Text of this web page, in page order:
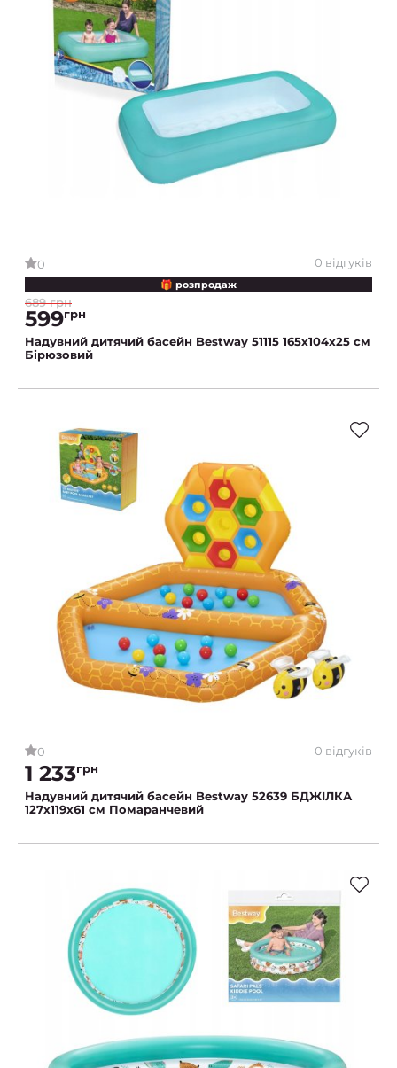
0 0 відгуків
🎁 розпродаж
689 грн
599грн
Надувний дитячий басейн Bestway 51115 165х104х25 см
Бірюзовий
0 0 відгуків
1 233грн
Надувний дитячий басейн Bestway 52639 БДЖІЛКА
127х119х61 см Помаранчевий